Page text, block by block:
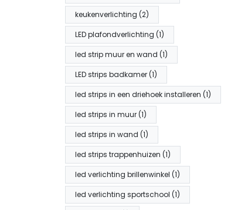
keukenverlichting (2)
LED plafondverlichting (1)
led strip muur en wand (1)
LED strips badkamer (1)
led strips in een driehoek installeren (1)
led strips in muur (1)
led strips in wand (1)
led strips trappenhuizen (1)
led verlichting brillenwinkel (1)
led verlichting sportschool (1)